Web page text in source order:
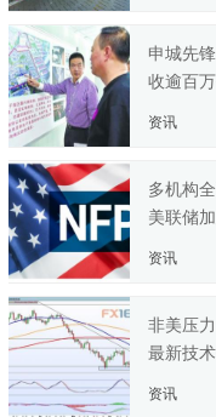
申城先
收逾百
资讯
多机构
美联储
资讯
非美压
最新技
资讯